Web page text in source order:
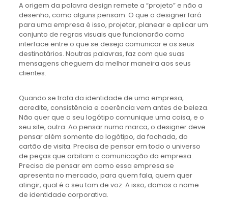
A origem da palavra design remete a “projeto” e não a
desenho, como alguns pensam. O que o designer fará
para uma empresa é isso, projetar, planear e aplicar um
conjunto de regras visuais que funcionarão como
interface entre o que se deseja comunicar e os seus
destinatários. Noutras palavras, faz com que suas
mensagens cheguem da melhor maneira aos seus
clientes.
Quando se trata da identidade de uma empresa,
acredite, consistência e coerência vem antes de beleza.
Não quer que o seu logótipo comunique uma coisa, e o
seu site, outra. Ao pensar numa marca, o designer deve
pensar além somente do logótipo, da fachada, do
cartão de visita. Precisa de pensar em todo o universo
de peças que orbitam a comunicação da empresa.
Precisa de pensar em como essa empresa se
apresenta no mercado, para quem fala, quem quer
atingir, qual é o seu tom de voz. A isso, damos o nome
de identidade corporativa.